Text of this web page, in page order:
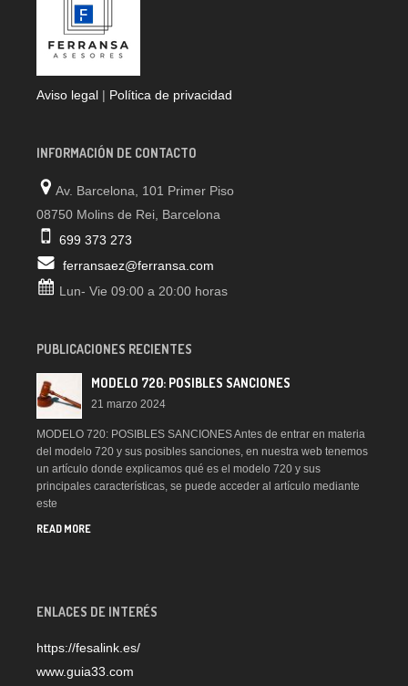
Aviso legal | Política de privacidad
INFORMACIÓN DE CONTACTO
Av. Barcelona, 101 Primer Piso
08750 Molins de Rei, Barcelona
699 373 273
ferransaez@ferransa.com
Lun- Vie 09:00 a 20:00 horas
PUBLICACIONES RECIENTES
MODELO 720: POSIBLES SANCIONES
21 marzo 2024
MODELO 720: POSIBLES SANCIONES Antes de entrar en materia
del modelo 720 y sus posibles sanciones, en nuestra web tenemos
un artículo donde explicamos qué es el modelo 720 y sus
principales características, se puede acceder al artículo mediante
este
READ MORE
ENLACES DE INTERÉS
https://fesalink.es/
www.guia33.com